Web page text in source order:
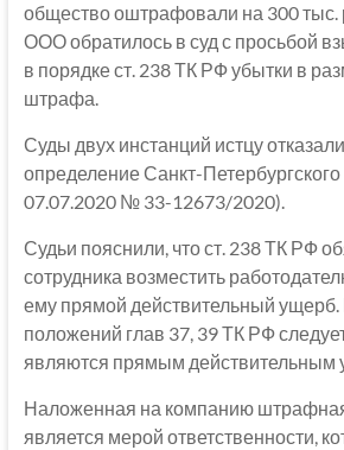
общество оштрафовали на 300 тыс.
ООО обратилось в суд с просьбой
в порядке ст. 238 ТК РФ убытки в
штрафа.
Суды двух инстанций истцу
определение Санкт-Петербургского
07.07.2020 № 33-12673/2020).
Судьи пояснили, что ст. 238 ТК РФ
сотрудника возместить
ему прямой действительный ущерб.
положений глав 37, 39 ТК РФ
являются прямым действительным
Наложенная на компанию
является мерой ответственности,